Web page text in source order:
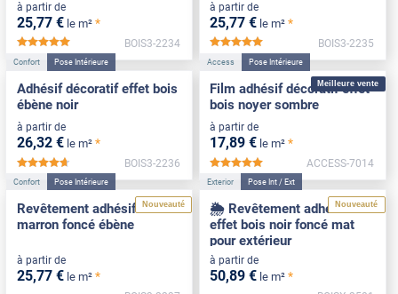
à partir de
25,77 € le m² *
BOIS3-2234
à partir de
25,77 € le m² *
BOIS3-2235
Confort Pose Intérieure
Adhésif décoratif effet bois
ébène noir
à partir de
26,32 € le m² *
*****
BOIS3-2236
Meilleure vente
Access Pose Intérieure
Film adhésif décoratif effet
bois noyer sombre
à partir de
17,89 € le m² *
ACCESS-7014
Nouveauté
Confort Pose Intérieure
Revêtement adhésif bois
marron foncé ébène
à partir de
25,77 € le m² *
Nouveauté
Exterior Pose Int / Ext
🌦️ Revêtement adhésif
effet bois noir foncé mat
pour extérieur
à partir de
50,89 € le m² *